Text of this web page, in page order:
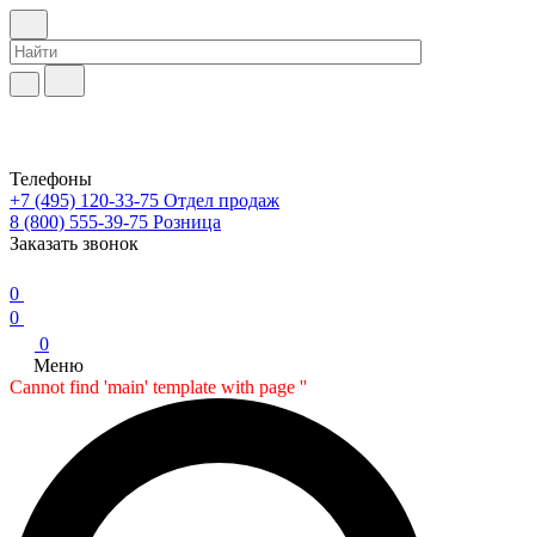
Телефоны
+7 (495) 120-33-75 Отдел продаж
8 (800) 555-39-75 Розница
Заказать звонок
0
0
0
Меню
Cannot find 'main' template with page ''